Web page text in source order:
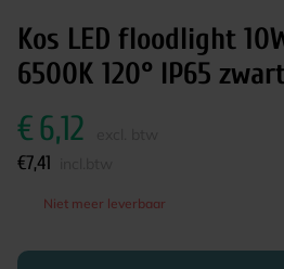
Kos LED floodlight
6500K 120° IP65
€6,12
€7,41
Niet meer leverbaar